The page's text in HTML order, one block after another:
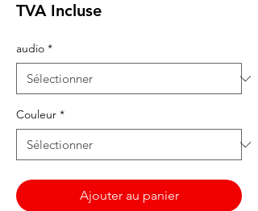
TVA Incluse
audio *
Couleur *
Ajouter au panier